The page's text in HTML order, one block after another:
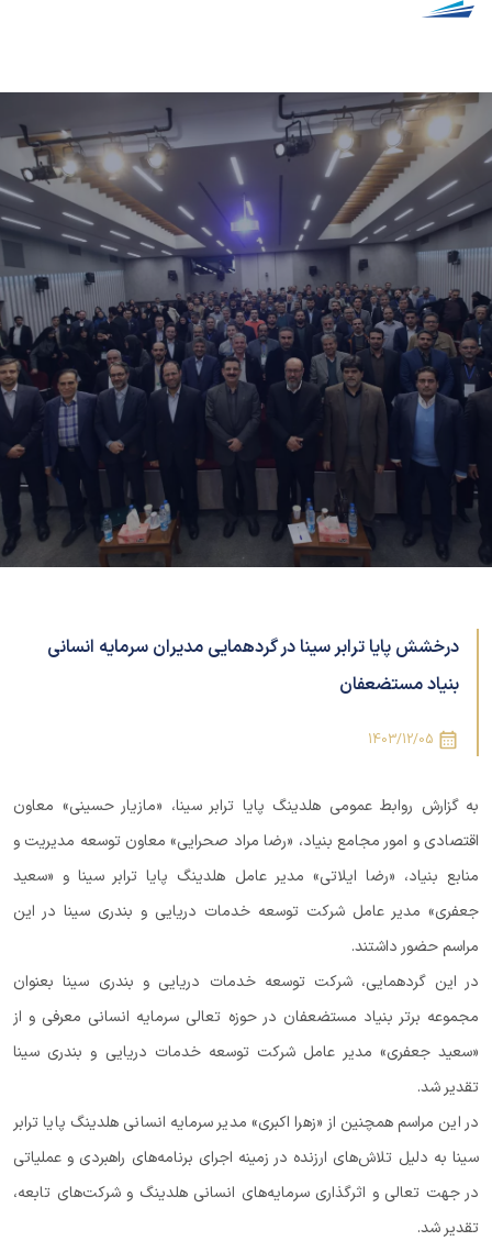
درخشش پایا ترابر سینا در گردهمایی مدیران سرمایه انسانی
بنیاد مستضعفان
به گزارش روابط عمومی هلدینگ پایا ترابر سینا، «مازیار حسینی» معاون
اقتصادی و امور مجامع بنیاد، «رضا مراد صحرایی» معاون توسعه مدیریت و
منابع بنیاد، «رضا ایلاتی» مدیر عامل هلدینگ پایا ترابر سینا و «سعید
جعفری» مدیر عامل شرکت توسعه خدمات دریایی و بندری سینا در این
مراسم حضور داشتند.
در این گردهمایی، شرکت توسعه خدمات دریایی و بندری سینا بعنوان
مجموعه برتر بنیاد مستضعفان در حوزه تعالی سرمایه انسانی معرفی و از
«سعید جعفری» مدیر عامل شرکت توسعه خدمات دریایی و بندری سینا
تقدیر شد.
در این مراسم همچنین از «زهرا اکبری» مدیر سرمایه انسانی هلدینگ پایا ترابر
سینا به دلیل تلاش‌های ارزنده در زمینه اجرای برنامه‌های راهبردی و عملیاتی
در جهت تعالی و اثرگذاری سرمایه‌های انسانی هلدینگ و شرکت‌های تابعه،
تقدیر شد.